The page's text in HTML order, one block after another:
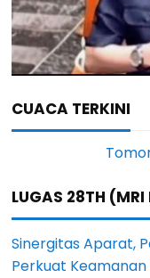
CUACA TERKINI
LUGAS 28TH
Sinergitas Aparat,
Perkuat